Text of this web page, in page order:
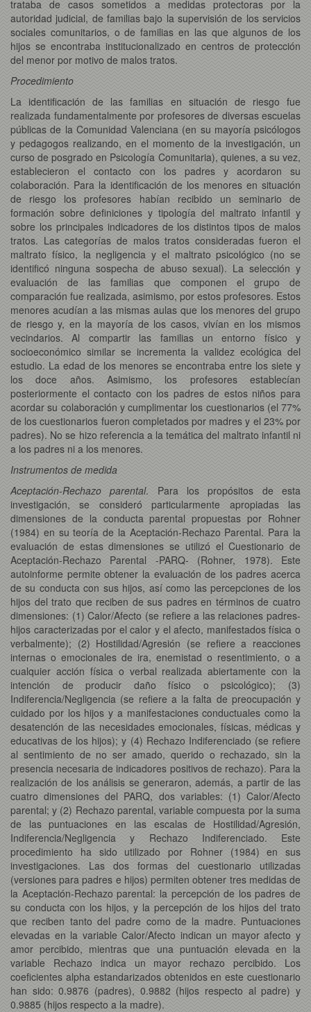
trataba de casos sometidos a medidas protectoras por la
autoridad judicial, de familias bajo la supervisión de los servicios
sociales comunitarios, o de familias en las que algunos de los
hijos se encontraba institucionalizado en centros de protección
del menor por motivo de malos tratos.
Procedimiento
La identificación de las familias en situación de riesgo fue
realizada fundamentalmente por profesores de diversas escuelas
públicas de la Comunidad Valenciana (en su mayoría psicólogos
y pedagogos realizando, en el momento de la investigación, un
curso de posgrado en Psicología Comunitaria), quienes, a su vez,
establecieron el contacto con los padres y acordaron su
colaboración. Para la identificación de los menores en situación
de riesgo los profesores habían recibido un seminario de
formación sobre definiciones y tipología del maltrato infantil y
sobre los principales indicadores de los distintos tipos de malos
tratos. Las categorías de malos tratos consideradas fueron el
maltrato físico, la negligencia y el maltrato psicológico (no se
identificó ninguna sospecha de abuso sexual). La selección y
evaluación de las familias que componen el grupo de
comparación fue realizada, asimismo, por estos profesores. Estos
menores acudían a las mismas aulas que los menores del grupo
de riesgo y, en la mayoría de los casos, vivían en los mismos
vecindarios. Al compartir las familias un entorno físico y
socioeconómico similar se incrementa la validez ecológica del
estudio. La edad de los menores se encontraba entre los siete y
los doce años. Asimismo, los profesores establecían
posteriormente el contacto con los padres de estos niños para
acordar su colaboración y cumplimentar los cuestionarios (el 77%
de los cuestionarios fueron completados por madres y el 23% por
padres). No se hizo referencia a la temática del maltrato infantil ni
a los padres ni a los menores.
Instrumentos de medida
Aceptación-Rechazo parental. Para los propósitos de esta
investigación, se consideró particularmente apropiadas las
dimensiones de la conducta parental propuestas por Rohner
(1984) en su teoría de la Aceptación-Rechazo Parental. Para la
evaluación de estas dimensiones se utilizó el Cuestionario de
Aceptación-Rechazo Parental -PARQ- (Rohner, 1978). Este
autoinforme permite obtener la evaluación de los padres acerca
de su conducta con sus hijos, así como las percepciones de los
hijos del trato que reciben de sus padres en términos de cuatro
dimensiones: (1) Calor/Afecto (se refiere a las relaciones padres-
hijos caracterizadas por el calor y el afecto, manifestados física o
verbalmente); (2) Hostilidad/Agresión (se refiere a reacciones
internas o emocionales de ira, enemistad o resentimiento, o a
cualquier acción física o verbal realizada abiertamente con la
intención de producir daño físico o psicológico); (3)
Indiferencia/Negligencia (se refiere a la falta de preocupación y
cuidado por los hijos y a manifestaciones conductuales como la
desatención de las necesidades emocionales, físicas, médicas y
educativas de los hijos); y (4) Rechazo Indiferenciado (se refiere
al sentimiento de no ser amado, querido o rechazado, sin la
presencia necesaria de indicadores positivos de rechazo). Para la
realización de los análisis se generaron, además, a partir de las
cuatro dimensiones del PARQ, dos variables: (1) Calor/Afecto
parental; y (2) Rechazo parental, variable compuesta por la suma
de las puntuaciones en las escalas de Hostilidad/Agresión,
Indiferencia/Negligencia y Rechazo Indiferenciado. Este
procedimiento ha sido utilizado por Rohner (1984) en sus
investigaciones. Las dos formas del cuestionario utilizadas
(versiones para padres e hijos) permiten obtener tres medidas de
la Aceptación-Rechazo parental: la percepción de los padres de
su conducta con los hijos, y la percepción de los hijos del trato
que reciben tanto del padre como de la madre. Puntuaciones
elevadas en la variable Calor/Afecto indican un mayor afecto y
amor percibido, mientras que una puntuación elevada en la
variable Rechazo indica un mayor rechazo percibido. Los
coeficientes alpha estandarizados obtenidos en este cuestionario
han sido: 0.9876 (padres), 0.9882 (hijos respecto al padre) y
0.9885 (hijos respecto a la madre).